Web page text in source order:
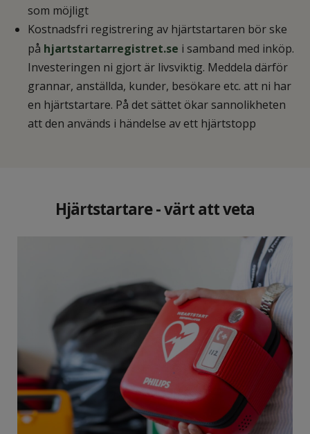
som möjligt
Kostnadsfri registrering av hjärtstartaren bör ske
på hjartstartarregistret.se i samband med inköp.
Investeringen ni gjort är livsviktig. Meddela därför
grannar, anställda, kunder, besökare etc. att ni har
en hjärtstartare. På det sättet ökar sannolikheten
att den används i händelse av ett hjärtstopp
Hjärtstartare - värt att veta